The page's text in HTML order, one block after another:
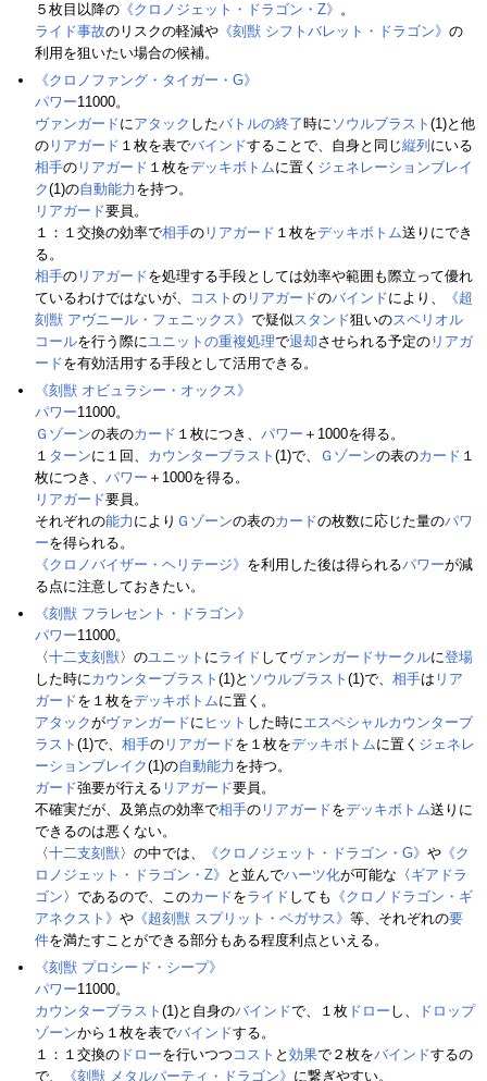
５枚目以降の 《クロノジェット・ドラゴン・Z》 。
ライド事故のリスクの軽減や 《刻獣 シフトバレット・ドラゴン》 の
利用を狙いたい場合の候補。
《クロノファング・タイガー・G》
パワー11000。
ヴァンガードにアタック したバトルの終了時に ソウルブラスト (1)と他
の リアガード １枚を表でバインドすることで、自身と同じ縦列 にいる
相手の リアガード １枚をデッキボトムに置く ジェネレーションブレイ
ク(1)の自動能力 を持つ。
リアガード要員。
１：１交換の効率で相手の リアガード １枚をデッキボトム送りにでき
る。
相手の リアガードを処理する手段としては効率や範囲も際立って優れ
ているわけではないが、
コスト の リアガードのバインドにより、
《超
刻獣 アヴニール・フェニックス》 で疑似スタンド狙いのスペリオル
コールを行う際にユニットの重複処理で退却させられる予定の リアガ
ードを有効活用する手段として活用できる。
《刻獣 オビュラシー・オックス》
パワー11000。
Ｇゾーンの表のカード １枚につき、 パワー ＋1000を得る。
１ ターンに１回、 カウンターブラスト (1)で、 Ｇゾーンの表のカード １
枚につき、 パワー ＋1000を得る。
リアガード要員。
それぞれの能力 により Ｇゾーンの表のカードの枚数に応じた量のパワ
ーを得られる。
《クロノバイザー・ヘリテージ》 を利用した後は得られるパワーが減
る点に注意しておきたい。
《刻獣 フラレセント・ドラゴン》
パワー11000。
〈十二支刻獣〉のユニット にライド してヴァンガードサークルに登場
した時にカウンターブラスト (1)と ソウルブラスト (1)で、 相手は リア
ガードを１枚をデッキボトムに置く。
アタックがヴァンガードに ヒット した時にエスペシャルカウンターブ
ラスト (1)で、 相手の リアガードを１枚をデッキボトムに置く ジェネレ
ーションブレイク(1)の自動能力 を持つ。
ガード強要が行える リアガード要員。
不確実だが、及第点の効率で相手の リアガードをデッキボトム送りに
できるのは悪くない。
〈十二支刻獣〉の中では、 《クロノジェット・ドラゴン・G》 や 《ク
ロノジェット・ドラゴン・Z》 と並んでハーツ化が可能な〈 ギアドラ
ゴン 〉であるので、このカードをライド しても 《クロノドラゴン・ギ
アネクスト》 や 《超刻獣 スプリット・ペガサス》 等、それぞれの要
件を満たすことができる部分もある程度利点といえる。
《刻獣 プロシード・シープ》
パワー11000。
カウンターブラスト (1)と自身のバインドで、１枚 ドロー し、
ドロップ
ゾーンから１枚を表でバインドする。
１：１交換の ドローを行いつつ コスト と 効果で２枚をバインドするの
で、
《刻獣 メタルパーティ・ドラゴン》 に繋ぎやすい。